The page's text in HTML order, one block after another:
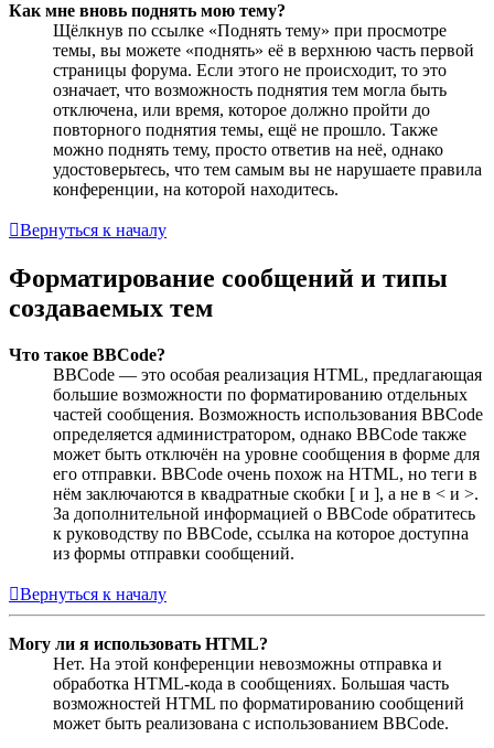
Как мне вновь поднять мою тему?
Щёлкнув по ссылке «Поднять тему» при просмотре
темы, вы можете «поднять» её в верхнюю часть первой
страницы форума. Если этого не происходит, то это
означает, что возможность поднятия тем могла быть
отключена, или время, которое должно пройти до
повторного поднятия темы, ещё не прошло. Также
можно поднять тему, просто ответив на неё, однако
удостоверьтесь, что тем самым вы не нарушаете правила
конференции, на которой находитесь.
Вернуться к началу
Форматирование сообщений и типы
создаваемых тем
Что такое BBCode?
BBCode — это особая реализация HTML, предлагающая
большие возможности по форматированию отдельных
частей сообщения. Возможность использования BBCode
определяется администратором, однако BBCode также
может быть отключён на уровне сообщения в форме для
его отправки. BBCode очень похож на HTML, но теги в
нём заключаются в квадратные скобки [ и ], а не в < и >.
За дополнительной информацией о BBCode обратитесь
к руководству по BBCode, ссылка на которое доступна
из формы отправки сообщений.
Вернуться к началу
Могу ли я использовать HTML?
Нет. На этой конференции невозможны отправка и
обработка HTML-кода в сообщениях. Большая часть
возможностей HTML по форматированию сообщений
может быть реализована с использованием BBCode.